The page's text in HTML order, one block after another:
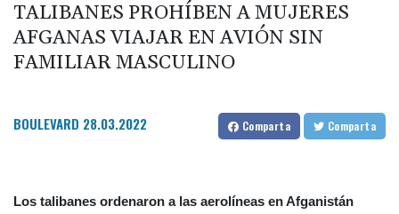
TALIBANES PROHÍBEN A MUJERES
AFGANAS VIAJAR EN AVIÓN SIN
FAMILIAR MASCULINO
BOULEVARD 28.03.2022 Comparta Comparta
Los talibanes ordenaron a las aerolíneas en Afganistán